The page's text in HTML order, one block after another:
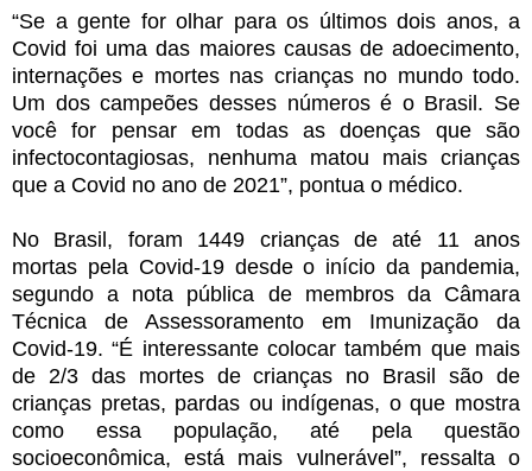
“Se a gente for olhar para os últimos dois anos, a
Covid foi uma das maiores causas de adoecimento,
internações e mortes nas crianças no mundo todo.
Um dos campeões desses números é o Brasil. Se
você for pensar em todas as doenças que são
infectocontagiosas, nenhuma matou mais crianças
que a Covid no ano de 2021”, pontua o médico.
No Brasil, foram 1449 crianças de até 11 anos
mortas pela Covid-19 desde o início da pandemia,
segundo a nota pública de membros da Câmara
Técnica de Assessoramento em Imunização da
Covid-19. “É interessante colocar também que mais
de 2/3 das mortes de crianças no Brasil são de
crianças pretas, pardas ou indígenas, o que mostra
como essa população, até pela questão
socioeconômica, está mais vulnerável”, ressalta o